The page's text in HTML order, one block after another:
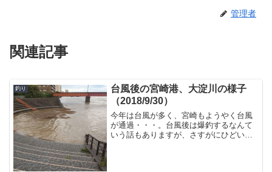
管理者
関連記事
釣り
台風後の宮崎港、大淀川の様子
（2018/9/30）
今年は台風が多く、宮崎もようやく台風
が通過・・・。台風後は爆釣するなんて
いう話もありますが、さすがにひどい濁